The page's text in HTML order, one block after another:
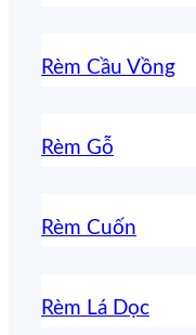
Rèm Cầu Vồng
Rèm Gỗ
Rèm Cuốn
Rèm Lá Dọc